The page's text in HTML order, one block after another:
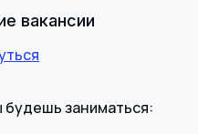
вакансии
будешь заниматься: